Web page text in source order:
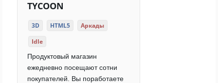
TYCOON
3D HTML5
Аркады
Idle
Продуктовый магазин
ежедневно посещают сотни
покупателей. Вы поработаете